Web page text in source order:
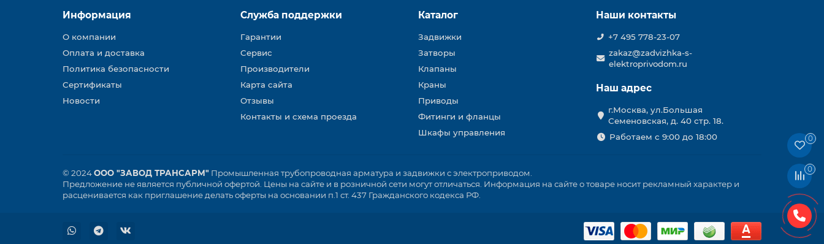
Информация
О компании
Оплата и доставка
Политика безопасности
Сертификаты
Новости
Служба поддержки
Гарантии
Сервис
Производители
Карта сайта
Отзывы
Контакты и схема проезда
Каталог
Задвижки
Затворы
Клапаны
Краны
Приводы
Фитинги и фланцы
Шкафы управления
Наши контакты
+7 495 778-23-07
zakaz@zadvizhka-s-
elektroprivodom.ru
Наш адрес
г.Москва, ул.Большая
Семеновская, д. 40 стр. 18.
Работаем с 9:00 до 18:00
© 2024ООО "ЗАВОД ТРАНСАРМ" Промышленная трубопроводная арматура и задвижки с электроприводом.
Предложение не является публичной офертой. Цены на сайте и в розничной сети могут отличаться. Информация на сайте о товаре носит рекламный характер и
расценивается как приглашение делать оферты на основании п.1 ст. 437 Гражданского кодекса РФ.
0
0